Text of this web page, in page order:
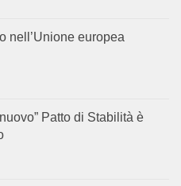
nell’Unione europea
Patto di Stabilità è